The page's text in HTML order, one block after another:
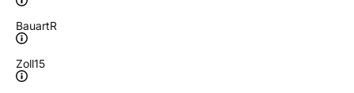
BauartR
Zoll15